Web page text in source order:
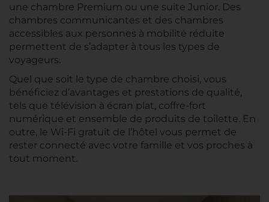
une chambre Premium ou une suite Junior. Des
chambres communicantes et des chambres
accessibles aux personnes à mobilité réduite
permettent de s’adapter à tous les types de
voyageurs.
Quel que soit le type de chambre choisi, vous
bénéficiez d’avantages et prestations de qualité,
tels que télévision à écran plat, coffre-fort
numérique et ensemble de produits de toilette. En
outre, le Wi-Fi gratuit de l’hôtel vous permet de
rester connecté avec votre famille et vos proches à
tout moment.